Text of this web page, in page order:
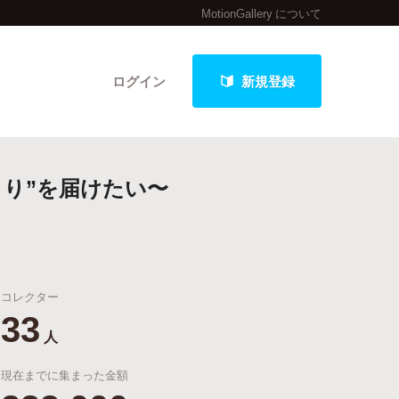
MotionGallery について
ログイン 新規登録
ト
最新進捗報告から探す
り”を届けたい〜
コレクター
33 人
現在までに集まった金額